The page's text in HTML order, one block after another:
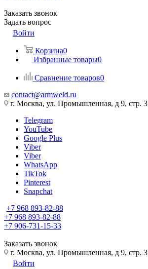
Заказать звонок
Задать вопрос
Войти
Корзина0
Избранные товары0
Сравнение товаров0
contact@armweld.ru
г. Москва, ул. Промышленная, д 9, стр. 3
Telegram
YouTube
Google Plus
Viber
Viber
WhatsApp
TikTok
Pinterest
Snapchat
+7 968 893-82-88
+7 968 893-82-88
+7 906-731-15-33
Заказать звонок
г. Москва, ул. Промышленная, д 9, стр. 3
Войти